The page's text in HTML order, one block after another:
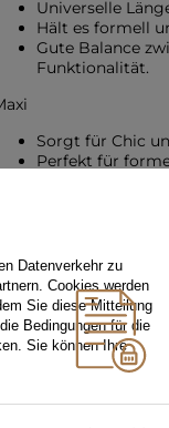
Universelle
Hält es formell
Gute Balance
Funktionalität.
Sorgt für Chic
Perfekt für
Bietet
Die Wahl der
hauptsächlich von
Wenn Sie einen
lohnt es sich,
entscheiden.
leichten Look
Wahl.
ist, sich
und Ihre Familie
Der richtige
Datenverkehr zu
Cookies werden
Sie diese Mitteilung
Bedingungen für die
Sie können Ihre